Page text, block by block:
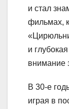
и стал
фильмах,
и
внимание
В 30-е
играя в